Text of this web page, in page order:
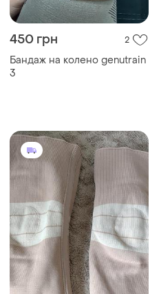
450 грн 2
Бандаж на колено genutrain
3